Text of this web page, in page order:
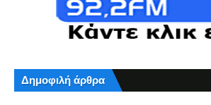
Δημοφιλή άρθρα